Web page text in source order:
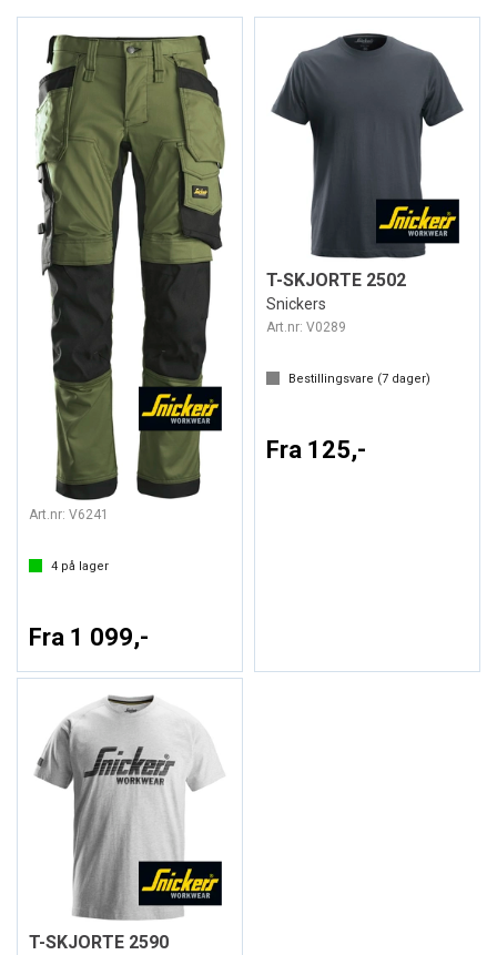
AllroundWork - Snickers
Art.nr: V6241
4 på lager
Fra 1 099,-
T-SKJORTE 2502
Snickers
Art.nr: V0289
Bestillingsvare (7 dager)
Fra 125,-
T-SKJORTE 2590